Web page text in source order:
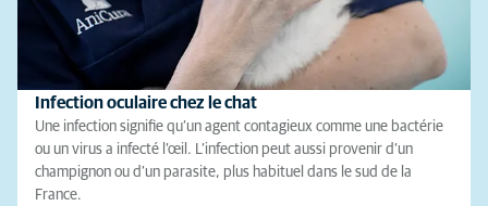
Infection oculaire chez le chat
Une infection signifie qu’un agent contagieux comme une bactérie
ou un virus a infecté l’œil. L’infection peut aussi provenir d’un
champignon ou d’un parasite, plus habituel dans le sud de la
France.